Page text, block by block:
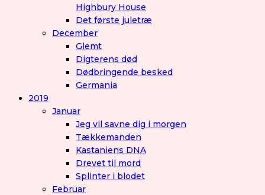
Highbury House
Det første juletræ
December
Glemt
Digterens død
Dødbringende besked
Germania
2019
Januar
Jeg vil savne dig i morgen
Tækkemanden
Kastaniens DNA
Drevet til mord
Splinter i blodet
Februar